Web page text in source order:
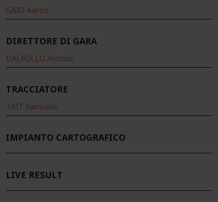
GAIO Aaron
DIRETTORE DI GARA
DALFOLLO Alessio
TRACCIATORE
TAIT Samuele
IMPIANTO CARTOGRAFICO
LIVE RESULT